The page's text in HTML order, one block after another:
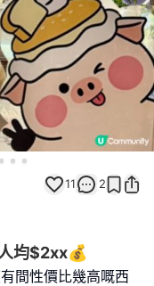
11 2
均$2xx💰
間性價比幾高嘅西